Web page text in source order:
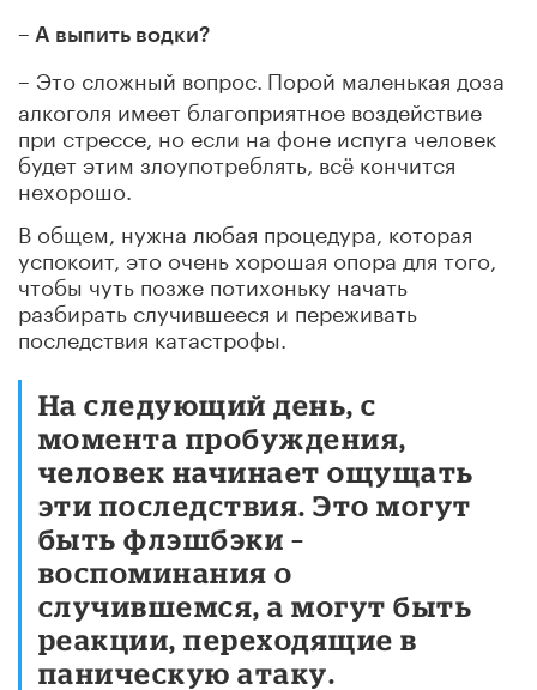
– А выпить водки?
– Это сложный вопрос. Порой маленькая доза
алкоголя имеет благоприятное воздействие
при стрессе, но если на фоне испуга человек
будет этим злоупотреблять, всё кончится
нехорошо.
В общем, нужна любая процедура, которая
успокоит, это очень хорошая опора для того,
чтобы чуть позже потихоньку начать
разбирать случившееся и переживать
последствия катастрофы.
На следующий день, с
момента пробуждения,
человек начинает ощущать
эти последствия. Это могут
быть флэшбэки –
воспоминания о
случившемся, а могут быть
реакции, переходящие в
паническую атаку.